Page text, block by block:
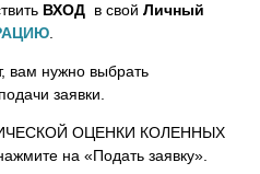
ВХОД в свой Личный
вам нужно выбрать
заявки.
ОЦЕНКИ КОЛЕННЫХ
на «Подать заявку».